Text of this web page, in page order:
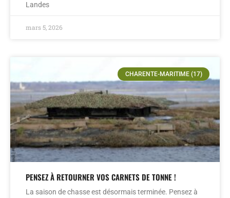
Landes
mars 5, 2026
CHARENTE-MARITIME (17)
PENSEZ À RETOURNER VOS CARNETS DE TONNE !
La saison de chasse est désormais terminée. Pensez à